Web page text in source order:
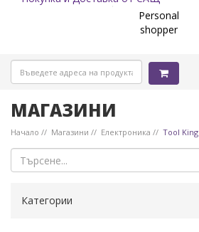
Personal
shopper
МАГАЗИНИ
Начало Магазини Електроника Tool King
Категории